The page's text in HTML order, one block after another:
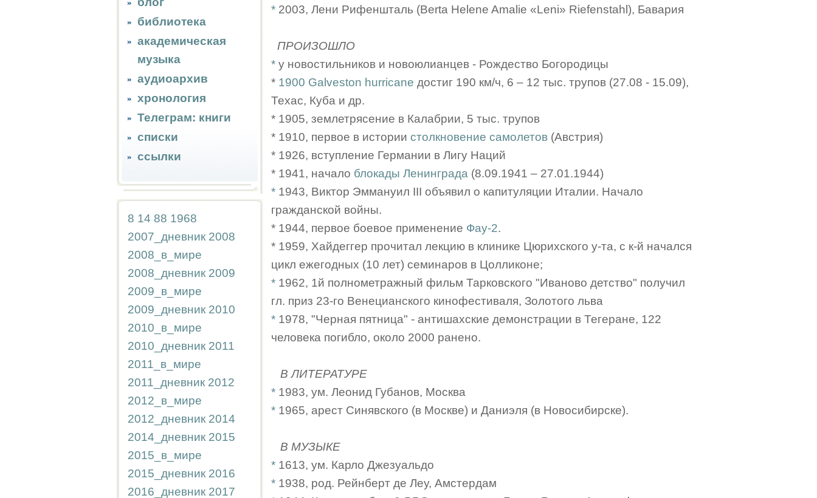
библиотека
академическая
музыка
аудиоархив
хронология
Телеграм: книги
списки
ссылки
8 14 88 1968
2007_дневник 2008
2008_в_мире
2008_дневник 2009
2009_в_мире
2009_дневник 2010
2010_в_мире
2010_дневник 2011
2011_в_мире
2011_дневник 2012
2012_в_мире
2012_дневник 2014
2014_дневник 2015
2015_в_мире
2015_дневник 2016
2016_дневник 2017
* 2003, Лени Рифеншталь (Berta Helene Amalie «Leni» Riefenstahl), Бавария
ПРОИЗОШЛО
* у новостильников и новоюлианцев - Рождество Богородицы
* 1900 Galveston hurricane достиг 190 км/ч, 6 – 12 тыс. трупов (27.08 - 15.09),
Техас, Куба и др.
* 1905, землетрясение в Калабрии, 5 тыс. трупов
* 1910, первое в истории столкновение самолетов (Австрия)
* 1926, вступление Германии в Лигу Наций
* 1941, начало блокады Ленинграда (8.09.1941 – 27.01.1944)
* 1943, Виктор Эммануил III объявил о капитуляции Италии. Начало
гражданской войны.
* 1944, первое боевое применение Фау-2.
* 1959, Хайдеггер прочитал лекцию в клинике Цюрихского у-та, с к-й начался
цикл ежегодных (10 лет) семинаров в Цолликоне;
* 1962, 1й полнометражный фильм Тарковского "Иваново детство" получил
гл. приз 23-го Венецианского кинофестиваля, Золотого льва
* 1978, "Черная пятница" - антишахские демонстрации в Тегеране, 122
человека погибло, около 2000 ранено.
В ЛИТЕРАТУРЕ
* 1983, ум. Леонид Губанов, Москва
* 1965, арест Синявского (в Москве) и Даниэля (в Новосибирске).
В МУЗЫКЕ
* 1613, ум. Карло Джезуальдо
* 1938, род. Рейнберт де Леу, Амстердам